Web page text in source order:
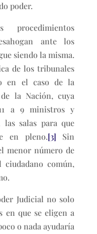
poder.
ante los
siendo la misma.
de los tribunales
en el caso de la
la Nación, cuya
a 9 ministros y
salas para que
en pleno.[3] Sin
menor número de
común,
Judicial no solo
en que se eligen a
o nada ayudaría